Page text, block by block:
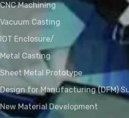
CNC Machining
Vacuum Casting
IOT Enclosure/
Metal Casting
Sheet Metal Prototype
Design for Manufacturing (DFM)
New Material Development